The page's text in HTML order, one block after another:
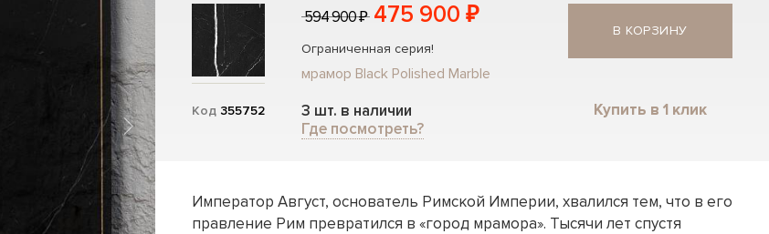
Код 355752
594 900 ₽ 475 900 ₽
Ограниченная серия!
мрамор Black Polished Marble
3 шт. в наличии
Где посмотреть?
В КОРЗИНУ
Купить в 1 клик
Император Август, основатель Римской Империи, хвалился тем, что в его
правление Рим превратился в «город мрамора». Тысячи лет спустя